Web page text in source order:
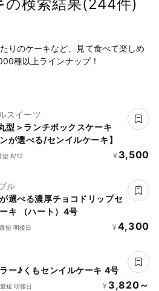
の検索結果(244件)
りのケーキなど、見て食べて楽しめ
種以上ラインナップ！
スイーツ
型＞ランチボックスケーキ
ンが選べる/センイルケーキ】
短 8/12 ¥ 3,500
ル
選べる濃厚チョコドリップセ
キ （ハート）4号
最短 明後日 ¥ 4,300
ー♪くもセンイルケーキ 4号
最短 明後日 ¥ 3,820～